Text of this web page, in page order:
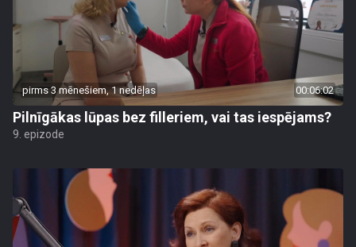
pirms 3 mēnešiem, 1 nedēļas 00:06:02
Pilnīgākas lūpas bez filleriem, vai tas iespējams?
9. epizode